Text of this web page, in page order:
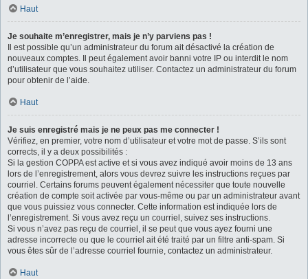
Haut
Je souhaite m’enregistrer, mais je n’y parviens pas !
Il est possible qu’un administrateur du forum ait désactivé la création de
nouveaux comptes. Il peut également avoir banni votre IP ou interdit le nom
d’utilisateur que vous souhaitez utiliser. Contactez un administrateur du forum
pour obtenir de l’aide.
Haut
Je suis enregistré mais je ne peux pas me connecter !
Vérifiez, en premier, votre nom d’utilisateur et votre mot de passe. S’ils sont
corrects, il y a deux possibilités :
Si la gestion COPPA est active et si vous avez indiqué avoir moins de 13 ans
lors de l’enregistrement, alors vous devrez suivre les instructions reçues par
courriel. Certains forums peuvent également nécessiter que toute nouvelle
création de compte soit activée par vous-même ou par un administrateur avant
que vous puissiez vous connecter. Cette information est indiquée lors de
l’enregistrement. Si vous avez reçu un courriel, suivez ses instructions.
Si vous n’avez pas reçu de courriel, il se peut que vous ayez fourni une
adresse incorrecte ou que le courriel ait été traité par un filtre anti-spam. Si
vous êtes sûr de l’adresse courriel fournie, contactez un administrateur.
Haut